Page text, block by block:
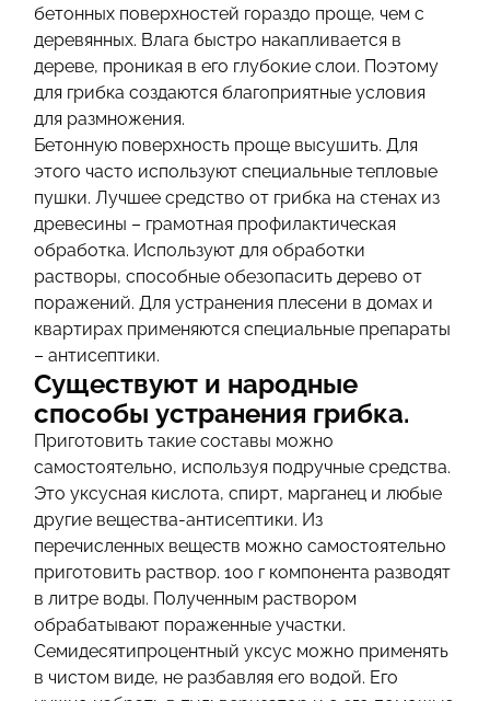
бетонных поверхностей гораздо проще, чем с
деревянных. Влага быстро накапливается в
дереве, проникая в его глубокие слои. Поэтому
для грибка создаются благоприятные условия
для размножения.
Бетонную поверхность проще высушить. Для
этого часто используют специальные тепловые
пушки. Лучшее средство от грибка на стенах из
древесины – грамотная профилактическая
обработка. Используют для обработки
растворы, способные обезопасить дерево от
поражений. Для устранения плесени в домах и
квартирах применяются специальные препараты
– антисептики.
Существуют и народные
способы устранения грибка.
Приготовить такие составы можно
самостоятельно, используя подручные средства.
Это уксусная кислота, спирт, марганец и любые
другие вещества-антисептики. Из
перечисленных веществ можно самостоятельно
приготовить раствор. 100 г компонента разводят
в литре воды. Полученным раствором
обрабатывают пораженные участки.
Семидесятипроцентный уксус можно применять
в чистом виде, не разбавляя его водой. Его